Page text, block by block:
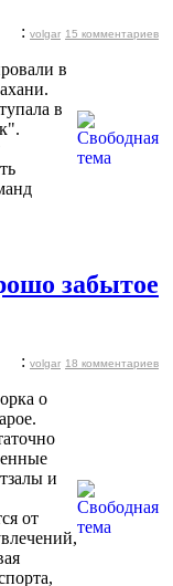
: volgar 15 комментариев
в
в
забытое
: volgar 18 комментариев
о
и
от